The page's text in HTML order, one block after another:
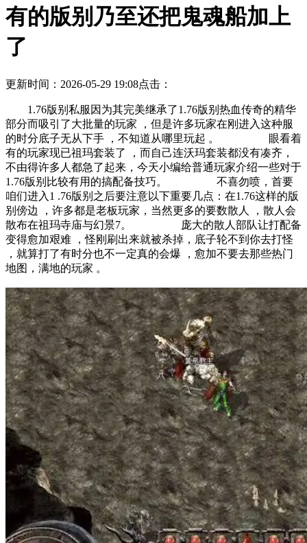
有的版别乃至还把鬼魂船加上
了
更新时间：2026-05-29 19:08点击：
1.76版别私服因为其完美继承了1.76版别热血传奇的精华
部分而吸引了大批量的玩家 ，但是许多玩家在刚进入这种服
的时分底子无从下手 ，不知道从哪里玩起 。 眼看着
有的玩家现已祖玛套装了 ，而自己连沃玛套装都没有凑齐，
不由得许多人都急了起来，今天小编给普通玩家介绍一些对于
1.76版别比较有用的搞配备技巧。 不喜勿喷，首要
咱们进入1 .76版别之后要注意以下重要几点：在1.76这样的版
别傍边 ，许多都是老板玩家，当然更多的要数散人 ，散人会
散布在祖玛寺庙与幻景7。 庞大的散人部队让打配备
变得愈加艰难 ，怪刚刷出来就被杀掉，底子轮不到你去打怪
，就算打了有时分也不一定真的会爆 ，愈加不要去那些热门
地图，满地的玩家 。